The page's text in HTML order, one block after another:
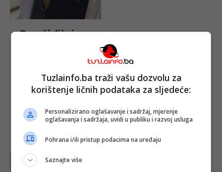
Pasoši, lični
državnog
budžeta
Objavljeno:
05. 12.
2025.
Opširnije
Tuzlainfo.ba traži vašu dozvolu za
korištenje ličnih podataka za sljedeće:
Personalizirano oglašavanje i sadržaj, mjerenje
oglašavanja i sadržaja, uvidi u publiku i razvoj usluga
Pohrana i/ili pristup podacima na uređaju
Saznajte više